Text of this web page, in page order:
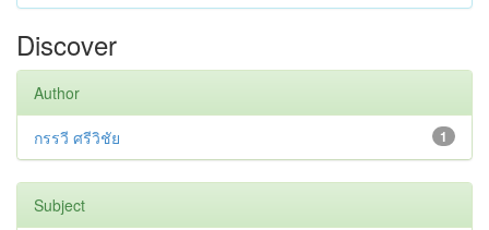
Discover
Author
1
กรรวี ศรีวิชัย
Subject